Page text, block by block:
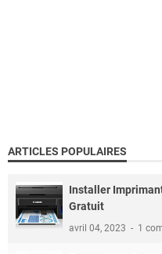
ARTICLES POPULAIRES
Installer
Gratuit
avril 04, 2023 1